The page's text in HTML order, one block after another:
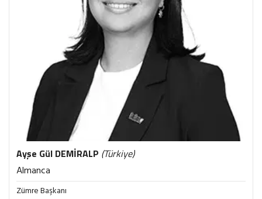
Ayşe Gül DEMİRALP (Türkiye)
Almanca
Zümre Başkanı